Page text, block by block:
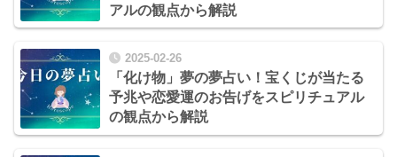
アルの観点から解説
2025-02-26
「化け物」夢の夢占い！宝くじが当たる
予兆や恋愛運のお告げをスピリチュアル
の観点から解説